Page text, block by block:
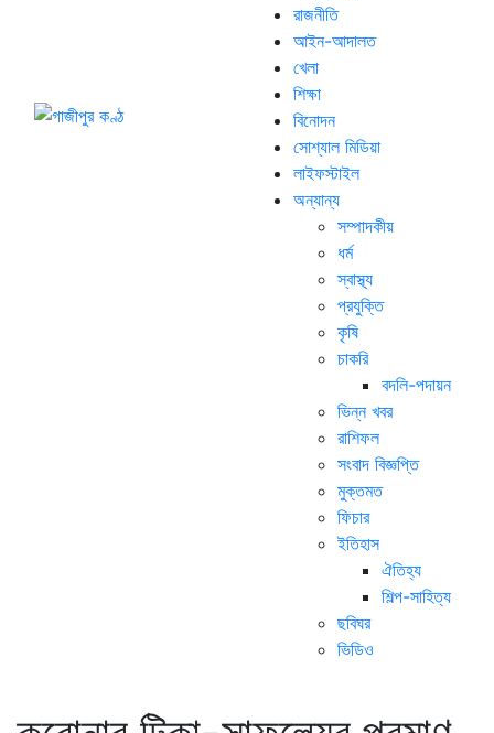
রাজনীতি
আইন-আদালত
খেলা
শিক্ষা
বিনোদন
সোশ্যাল মিডিয়া
লাইফস্টাইল
অন্যান্য
সম্পাদকীয়
ধর্ম
স্বাস্থ্য
প্রযুক্তি
কৃষি
চাকরি
বদলি-পদায়ন
ভিন্ন খবর
রাশিফল
সংবাদ বিজ্ঞপ্তি
মুক্তমত
ফিচার
ইতিহাস
ঐতিহ্য
শিল্প-সাহিত্য
ছবিঘর
ভিডিও